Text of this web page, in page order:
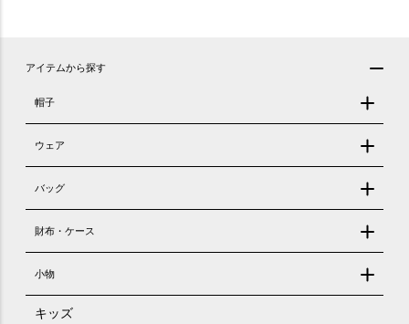
アイテムから探す
帽子
ウェア
バッグ
財布・ケース
小物
キッズ